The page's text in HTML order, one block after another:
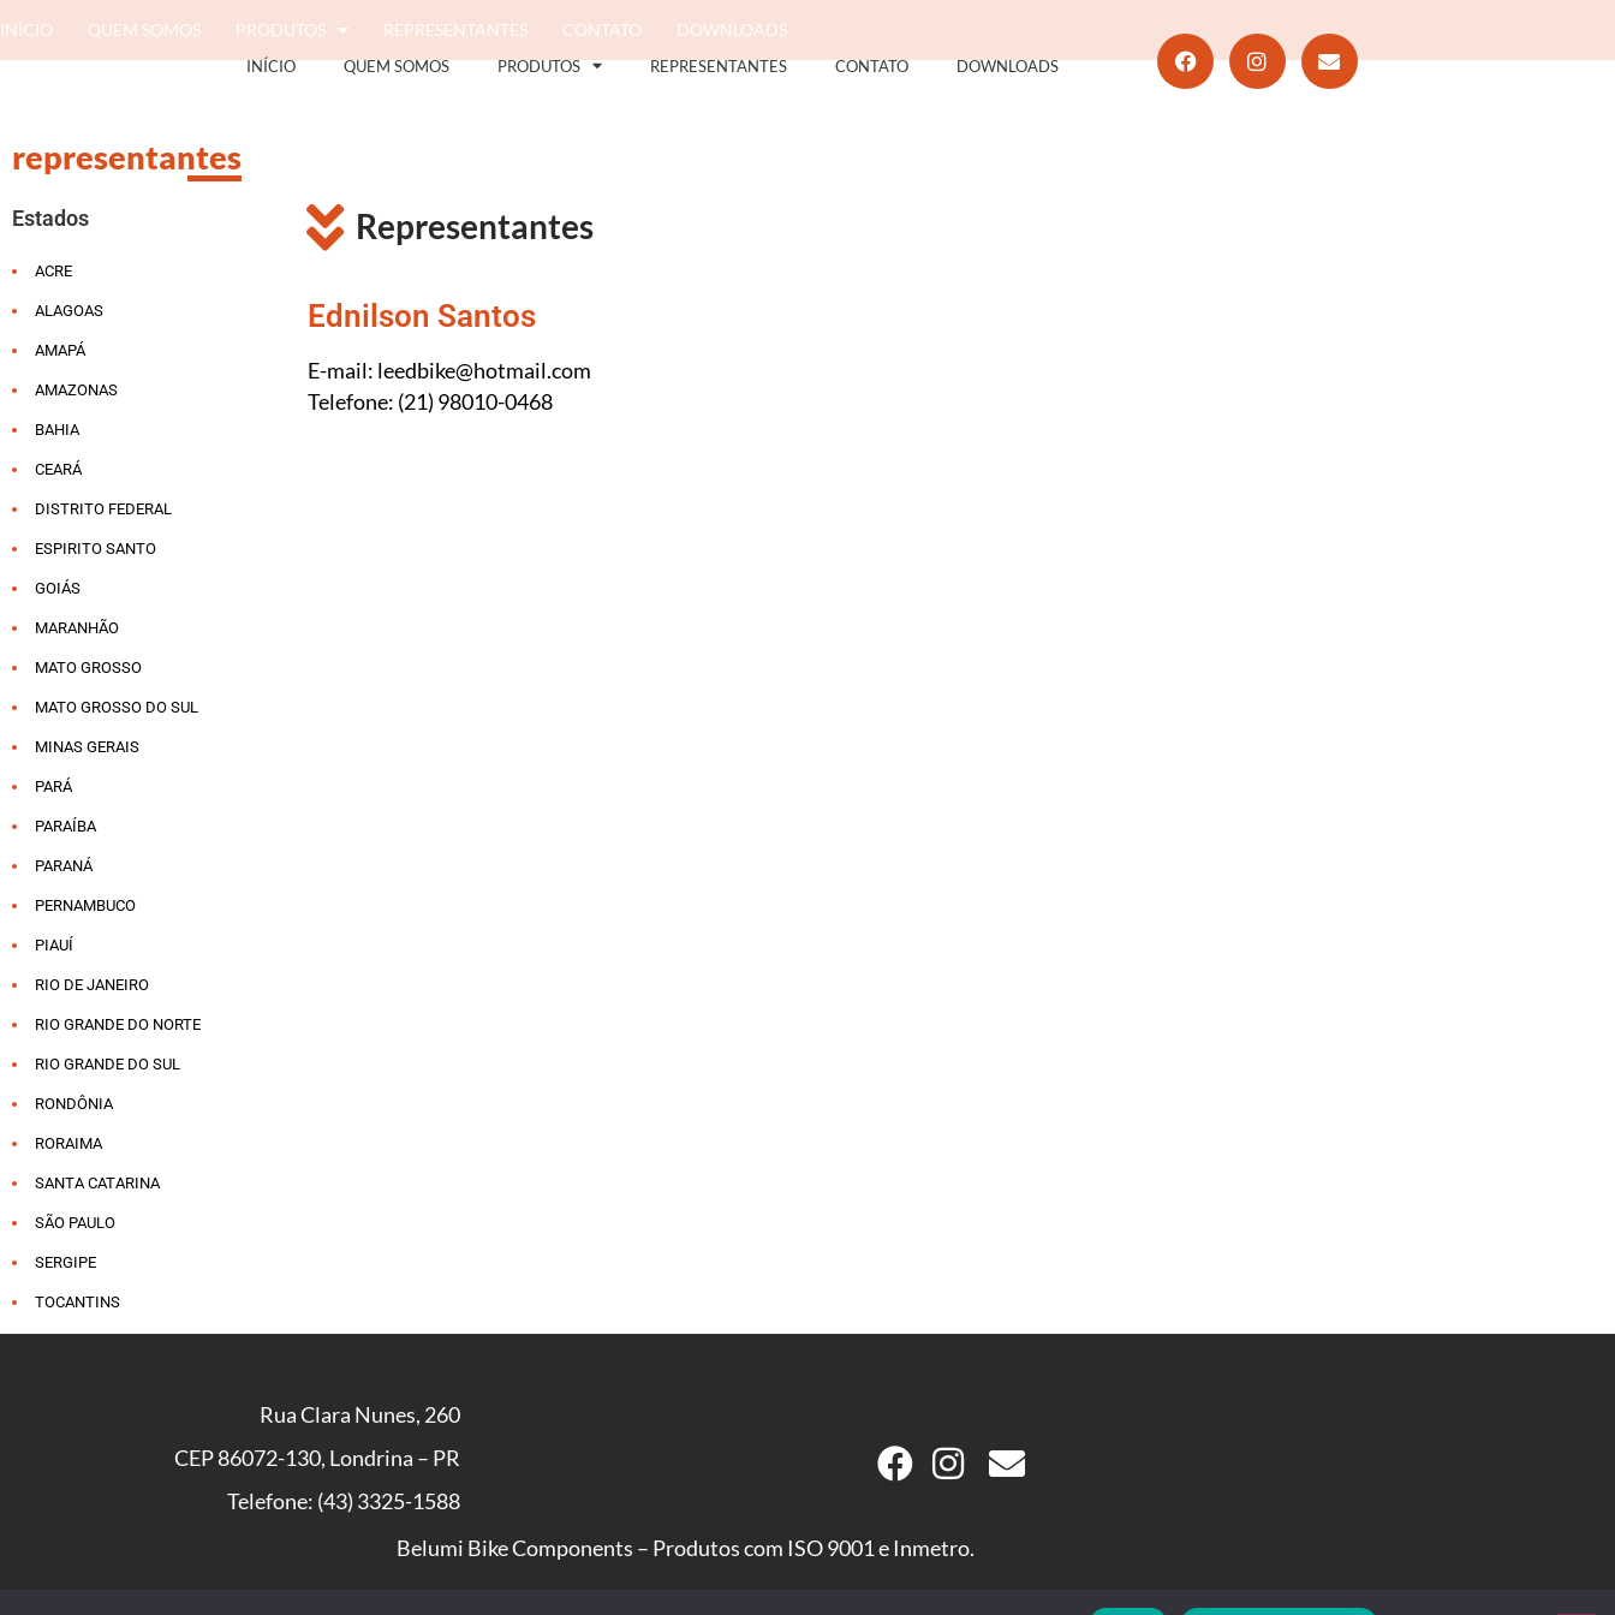
INÍCIO QUEM SOMOS PRODUTOS REPRESENTANTES CONTATO DOWNLOADS
INÍCIO QUEM SOMOS PRODUTOS REPRESENTANTES CONTATO DOWNLOADS
representantes
Estados
ACRE
ALAGOAS
AMAPÁ
AMAZONAS
BAHIA
CEARÁ
DISTRITO FEDERAL
ESPIRITO SANTO
GOIÁS
MARANHÃO
MATO GROSSO
MATO GROSSO DO SUL
MINAS GERAIS
PARÁ
PARAÍBA
PARANÁ
PERNAMBUCO
PIAUÍ
RIO DE JANEIRO
RIO GRANDE DO NORTE
RIO GRANDE DO SUL
RONDÔNIA
RORAIMA
SANTA CATARINA
SÃO PAULO
SERGIPE
TOCANTINS
Representantes
Ednilson Santos
E-mail: leedbike@hotmail.com
Telefone: (21) 98010-0468
Rua Clara Nunes, 260
CEP 86072-130, Londrina – PR
Telefone: (43) 3325-1588
Belumi Bike Components – Produtos com ISO 9001 e Inmetro.